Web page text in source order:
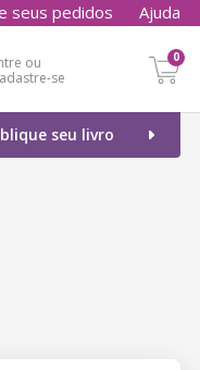
seus pedidos Ajuda
ou
se
0
seu livro